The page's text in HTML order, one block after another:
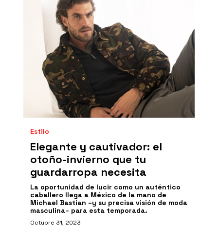
Estilo
Elegante y cautivador: el
otoño-invierno que tu
guardarropa necesita
La oportunidad de lucir como un auténtico
caballero llega a México de la mano de
Michael Bastian –y su precisa visión de moda
masculina– para esta temporada.
Octubre 31, 2023